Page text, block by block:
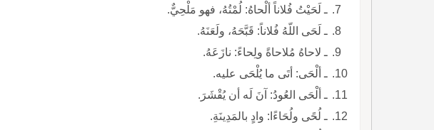
ـ لَحَيْتُ فُلاناً ألْحاهُ: لُمْتُهُ، فهو مَلْحِيٌّ.
ـ لَحَى اللّهُ فُلاناً: قَبَّحَهُ، ولَعَنَهُ.
ـ لاحاهُ مُلاحاةً ولِحاءً: نازَعَهُ.
ـ ألْحَى: أتَى ما يُلْحَى عليه.
ـ ألْحَى العُودُ: آنَ لَه أن يُقْشَرَ.
ـ لُحًى ولُحَاءًا: وادٍ بالمَدِينَةِ.